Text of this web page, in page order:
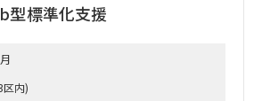
駐の上、自社および各グループのDX案件に
で稼働可能なコンサルタントを探していま
ございます。
型標準化支援
内)